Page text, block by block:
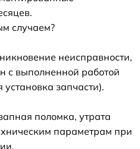
случаем?
неисправности,
с выполненной работой
запчасти).
поломка, утрата
параметрам при